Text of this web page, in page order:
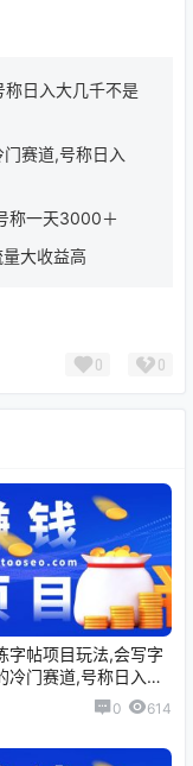
日入大几千不是
赛道,号称日入
称一天3000＋
大收益高
0 0
字帖项目玩法,会写字
冷门赛道,号称日入
0 614